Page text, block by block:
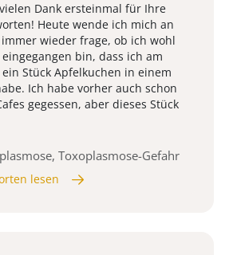
Dank ersteinmal für Ihre
Heute wende ich mich an
wieder frage, ob ich wohl
bin, dass ich am
Stück Apfelkuchen in einem
Ich habe vorher auch schon
gegessen, aber dieses Stück
Toxoplasmose-Gefahr
lesen